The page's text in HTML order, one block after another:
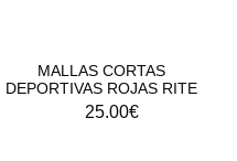
MALLAS CORTAS
DEPORTIVAS ROJAS RITE
25.00€